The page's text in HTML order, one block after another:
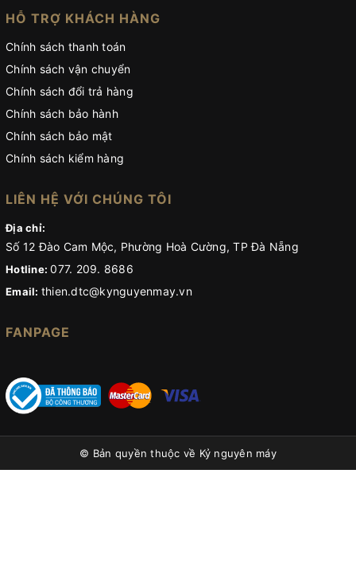
HỖ TRỢ KHÁCH HÀNG
Chính sách thanh toán
Chính sách vận chuyển
Chính sách đổi trả hàng
Chính sách bảo hành
Chính sách bảo mật
Chính sách kiểm hàng
LIÊN HỆ VỚI CHÚNG TÔI
Địa chỉ:
Số 12 Đào Cam Mộc, Phường Hoà Cường, TP Đà Nẵng
Hotline:077. 209. 8686
Email: thien.dtc@kynguyenmay.vn
FANPAGE
© Bản quyền thuộc về Kỷ nguyên máy